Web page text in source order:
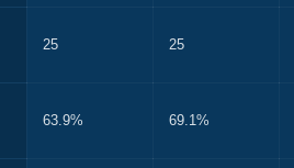
25 25
63.9% 69.1%